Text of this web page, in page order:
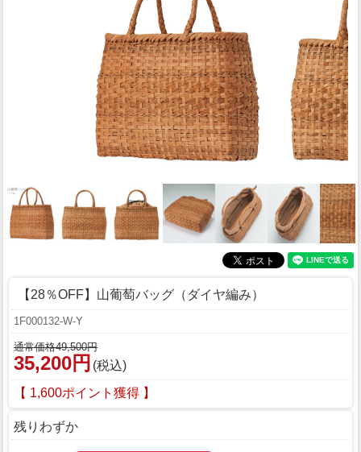
【28％OFF】山葡萄バッグ（ダイヤ編み）
1F000132-W-Y
通常価格49,500円
35,200円 (税込)
【 1,600ポイント獲得 】
残りわずか